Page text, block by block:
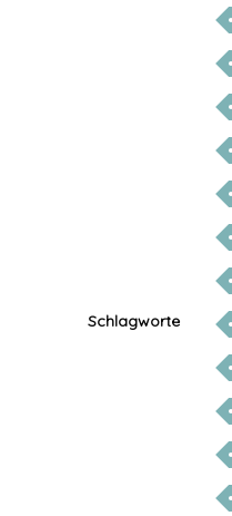
Schlagworte